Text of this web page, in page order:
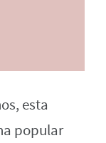
esta
popular